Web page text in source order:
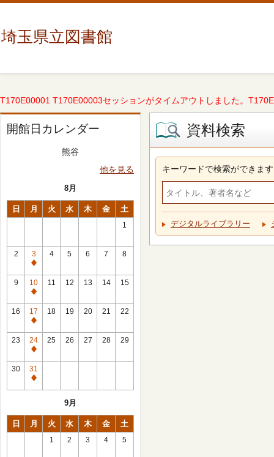
埼玉県立図書館
T170E00001 T170E00003セッションがタイムアウトしました。
開館日カレンダー
熊谷
他を見る
8月
日 月 火 水 木 金 土
1
2
3
休
館
日
4 5 6 7 8
9
10
休
館
日
11 12 13 14 15
16
17
休
館
日
18 19 20 21 22
23
24
休
館
日
25 26 27 28 29
30
31
休
9月
日 月 火 水 木 金 土
1 2 3 4 5
資料検索
キーワードで検索ができます
デジタルライブラリー